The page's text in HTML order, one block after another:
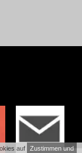
auf Zustimmen und